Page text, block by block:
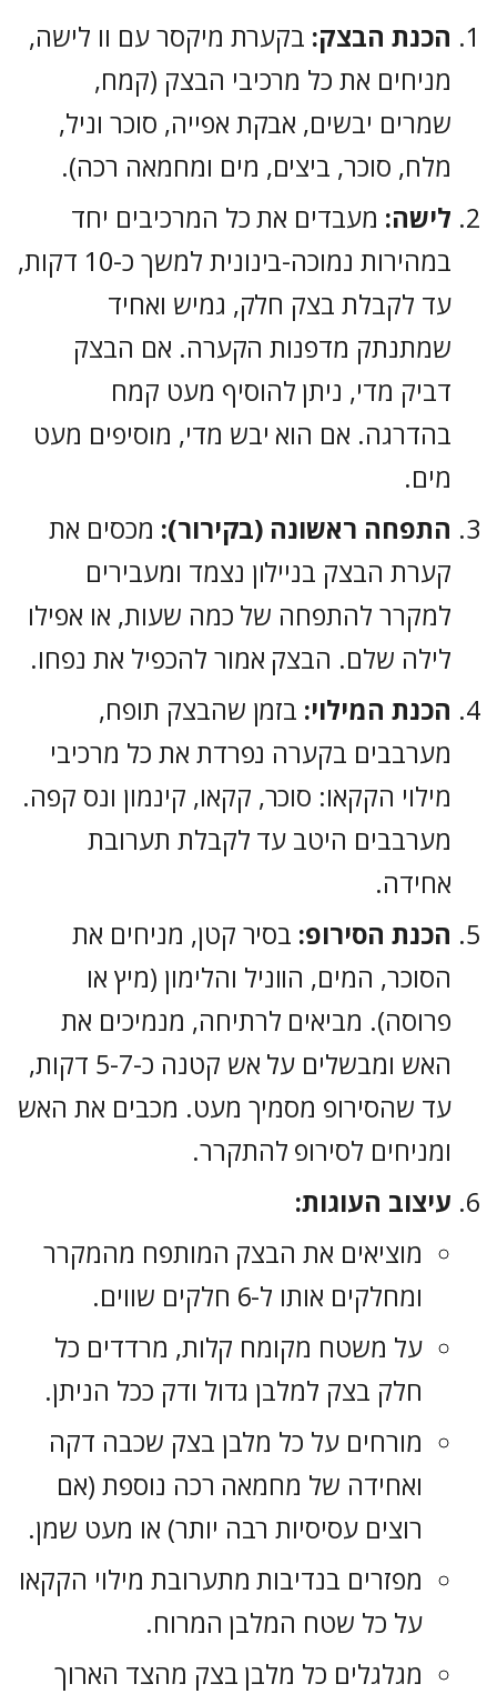
הכנת הבצק: בקערת מיקסר עם וו לישה,
מניחים את כל מרכיבי הבצק (קמח,
שמרים יבשים, אבקת אפייה, סוכר וניל,
מלח, סוכר, ביצים, מים ומחמאה רכה).
לישה: מעבדים את כל המרכיבים יחד
במהירות נמוכה-בינונית למשך כ-10 דקות,
עד לקבלת בצק חלק, גמיש ואחיד
שמתנתק מדפנות הקערה. אם הבצק
דביק מדי, ניתן להוסיף מעט קמח
בהדרגה. אם הוא יבש מדי, מוסיפים מעט
מים.
התפחה ראשונה (בקירור): מכסים את
קערת הבצק בניילון נצמד ומעבירים
למקרר להתפחה של כמה שעות, או אפילו
לילה שלם. הבצק אמור להכפיל את נפחו.
הכנת המילוי: בזמן שהבצק תופח,
מערבבים בקערה נפרדת את כל מרכיבי
מילוי הקקאו: סוכר, קקאו, קינמון ונס קפה.
מערבבים היטב עד לקבלת תערובת
אחידה.
הכנת הסירופ: בסיר קטן, מניחים את
הסוכר, המים, הווניל והלימון (מיץ או
פרוסה). מביאים לרתיחה, מנמיכים את
האש ומבשלים על אש קטנה כ-5-7 דקות,
עד שהסירופ מסמיך מעט. מכבים את האש
ומניחים לסירופ להתקרר.
עיצוב העוגות:
מוציאים את הבצק המותפח מהמקרר
ומחלקים אותו ל-6 חלקים שווים.
על משטח מקומח קלות, מרדדים כל
חלק בצק למלבן גדול ודק ככל הניתן.
מורחים על כל מלבן בצק שכבה דקה
ואחידה של מחמאה רכה נוספת (אם
רוצים עסיסיות רבה יותר) או מעט שמן.
מפזרים בנדיבות מתערובת מילוי הקקאו
על כל שטח המלבן המרוח.
מגלגלים כל מלבן בצק מהצד הארוך